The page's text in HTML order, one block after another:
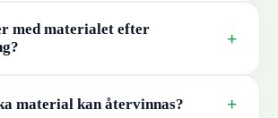
med materialet efter
+
material kan återvinnas? +